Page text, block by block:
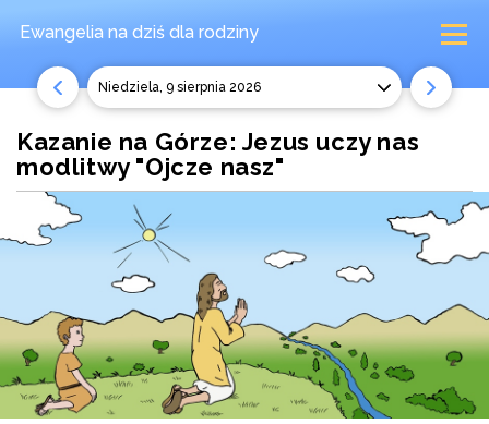
Ewangelia na dziś dla rodziny
niedziela, 9 sierpnia 2026
Kazanie na Górze: Jezus uczy nas
modlitwy "Ojcze nasz"